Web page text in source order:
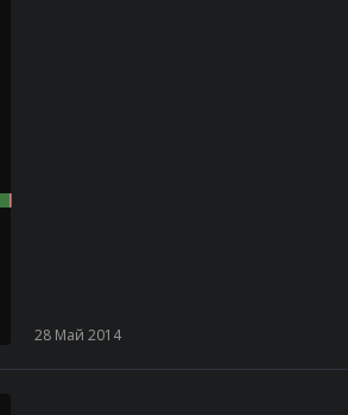
28 Май 2014